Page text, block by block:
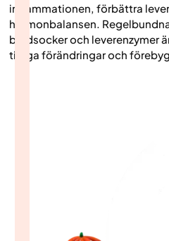
inflammationen, förbättra
hormonbalansen.
blodsocker och leverenzymer
tidiga förändringar och